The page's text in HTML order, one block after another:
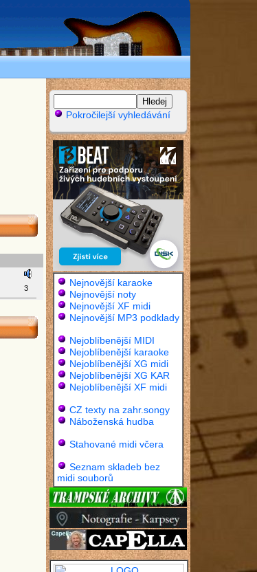
3
Pokročilejší vyhledávání
Nejnovější karaoke
Nejnovější noty
Nejnovější XF midi
Nejnovější MP3 podklady
Nejoblíbenější MIDI
Nejoblíbenější karaoke
Nejoblíbenější XG midi
Nejoblíbenější XG KAR
Nejoblíbenější XF midi
CZ texty na zahr.songy
Náboženská hudba
Stahované midi včera
Seznam skladeb bez
midi souborů